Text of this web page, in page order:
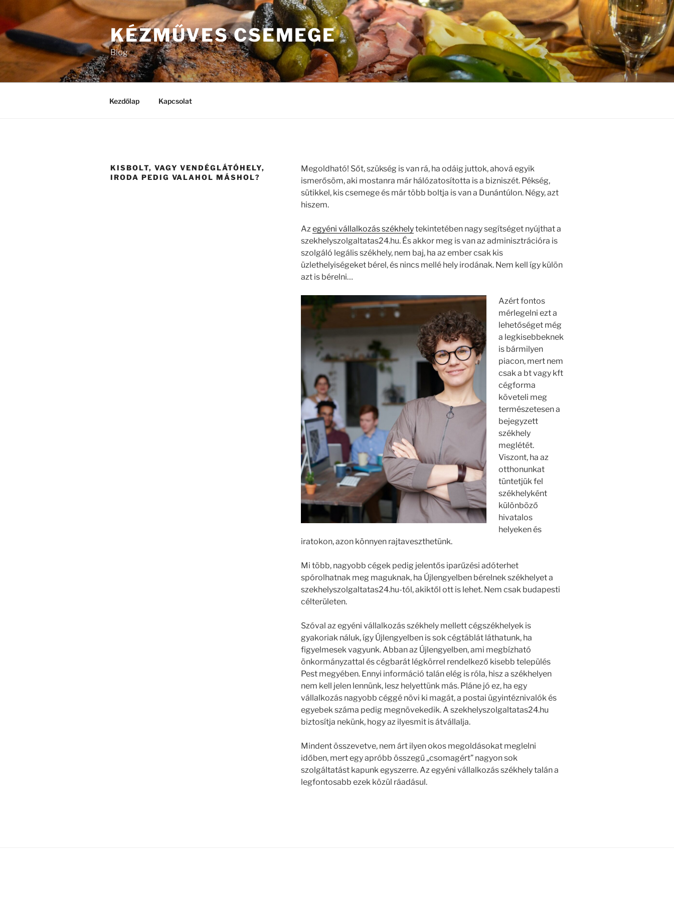
KÉZMŰVES CSEMEGE
Blog
Kezdőlap Kapcsolat
KISBOLT, VAGY VENDÉGLÁTÓHELY,
IRODA PEDIG VALAHOL MÁSHOL?
Megoldható! Sőt, szükség is van rá, ha odáig juttok, ahová egyik
ismerősöm, aki mostanra már hálózatosította is a bizniszét. Pékség,
sütikkel, kis csemege és már több boltja is van a Dunántúlon. Négy, azt
hiszem.
Azegyéni vállalkozás székhelytekintetében nagy segítséget nyújthat a
szekhelyszolgaltatas24.hu. És akkor meg is van az adminisztrációra is
szolgáló legális székhely, nem baj, ha az ember csak kis
üzlethelyiségeket bérel, és nincs mellé hely irodának. Nem kell így külön
azt is bérelni…
Azért fontos
mérlegelni ezt a
lehetőséget még
a legkisebbeknek
is bármilyen
piacon, mert nem
csak a bt vagy kft
cégforma
követeli meg
természetesen a
bejegyzett
székhely
meglétét.
Viszont, ha az
otthonunkat
tüntetjük fel
székhelyként
különböző
hivatalos
helyeken és
iratokon, azon könnyen rajtaveszthetünk.
Mi több, nagyobb cégek pedig jelentős iparűzési adóterhet
spórolhatnak meg maguknak, ha Újlengyelben bérelnek székhelyet a
szekhelyszolgaltatas24.hu-tól, akiktől ott is lehet. Nem csak budapesti
célterületen.
Szóval az egyéni vállalkozás székhely mellett cégszékhelyek is
gyakoriak náluk, így Újlengyelben is sok cégtáblát láthatunk, ha
figyelmesek vagyunk. Abban az Újlengyelben, ami megbízható
önkormányzattal és cégbarát légkörrel rendelkező kisebb település
Pest megyében. Ennyi információ talán elég is róla, hisz a székhelyen
nem kell jelen lennünk, lesz helyettünk más. Pláne jó ez, ha egy
vállalkozás nagyobb céggé növi ki magát, a postai ügyintéznivalók és
egyebek száma pedig megnövekedik. A szekhelyszolgaltatas24.hu
biztosítja nekünk, hogy az ilyesmit is átvállalja.
Mindent összevetve, nem árt ilyen okos megoldásokat meglelni
időben, mert egy apróbb összegű „csomagért” nagyon sok
szolgáltatást kapunk egyszerre. Az egyéni vállalkozás székhely talán a
legfontosabb ezek közül ráadásul.